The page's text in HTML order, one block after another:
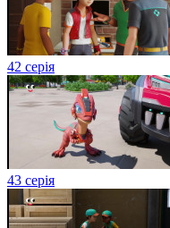
42 серія
43 серія